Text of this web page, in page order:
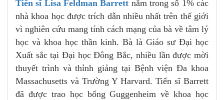
Tiến sĩ Lisa Feldman Barrett nằm trong số 1% các
nhà khoa học được trích dẫn nhiều nhất trên thế giới
vì nghiên cứu mang tính cách mạng của bà về tâm lý
học và khoa học thần kinh. Bà là Giáo sư Đại học
Xuất sắc tại Đại học Đông Bắc, nhiều lần được mời
thuyết trình và thỉnh giảng tại Bệnh viện Đa khoa
Massachusetts và Trường Y Harvard. Tiến sĩ Barrett
đã được trao học bổng Guggenheim về khoa học